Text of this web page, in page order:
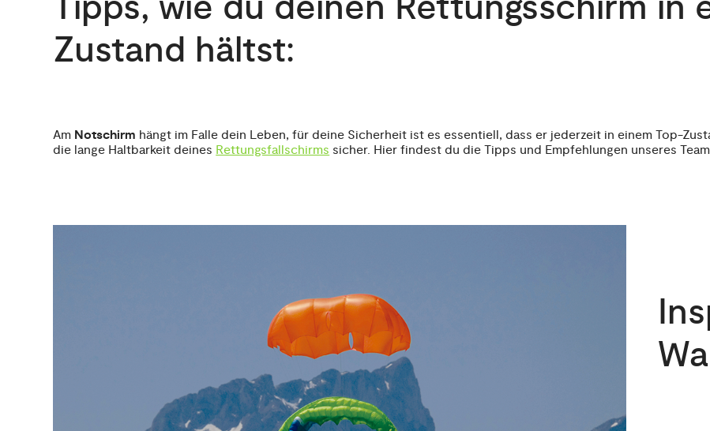
Zustand hältst:
Am Notschirm hängt im Falle dein Leben, für deine Sicherheit ist es essentiell, dass er jederzeit in einem Top-
die lange Haltbarkeit deines Rettungsfallschirms sicher. Hier findest du die Tipps und Empfehlungen unseres